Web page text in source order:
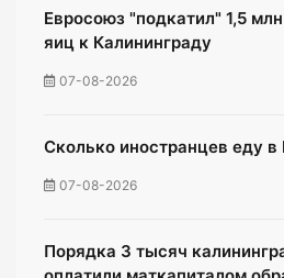
Евросоюз "подкатил" 1,5
яиц к Калининграду
07-08-2026
Сколько иностранцев еду
07-08-2026
Порядка 3 тысяч